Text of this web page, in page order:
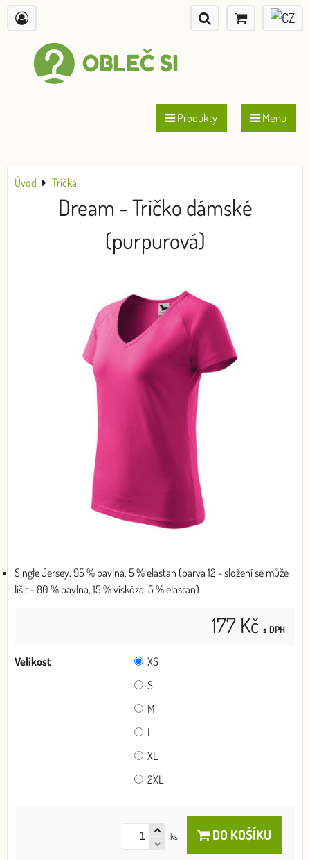
Produkty Menu
Úvod Trička
Dream - Tričko dámské
(purpurová)
Single Jersey, 95 % bavlna, 5 % elastan (barva 12 - složení se může
lišit - 80 % bavlna, 15 % viskóza, 5 % elastan)
177 Kč s DPH
Velikost
XS
S
M
L
XL
2XL
ks DO KOŠÍKU